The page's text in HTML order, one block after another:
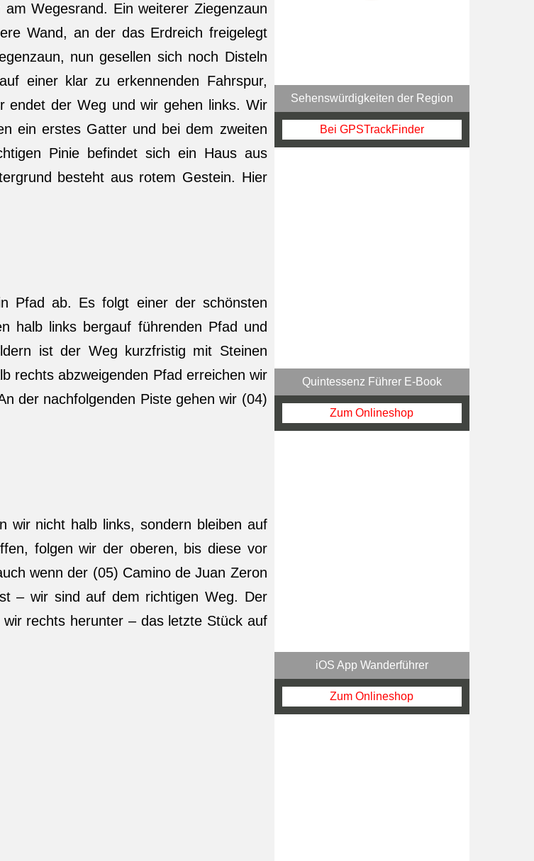
Wegesrand. Ein weiterer Ziegenzaun
Wand, an der das Erdreich freigelegt
nun gesellen sich noch Disteln
einer klar zu erkennenden Fahrspur,
endet der Weg und wir gehen links. Wir
ein erstes Gatter und bei dem zweiten
Pinie befindet sich ein Haus aus
besteht aus rotem Gestein. Hier
Pfad ab. Es folgt einer der schönsten
halb links bergauf führenden Pfad und
ist der Weg kurzfristig mit Steinen
rechts abzweigenden Pfad erreichen wir
der nachfolgenden Piste gehen wir (04)
wir nicht halb links, sondern bleiben auf
folgen wir der oberen, bis diese vor
wenn der (05) Camino de Juan Zeron
– wir sind auf dem richtigen Weg. Der
rechts herunter – das letzte Stück auf
Sehenswürdigkeiten der Region
Bei GPSTrackFinder
Quintessenz Führer E-Book
Zum Onlineshop
iOS App Wanderführer
Zum Onlineshop